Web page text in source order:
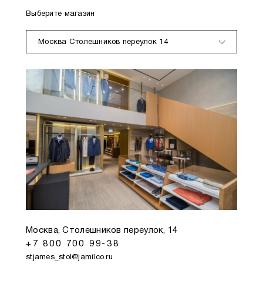
Выберите магазин
Москва Столешников переулок 14
Москва, Столешников переулок, 14
+7 800 700 99-38
stjames_stol@jamilco.ru